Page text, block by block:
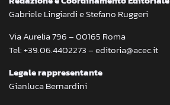
Gabriele Lingiardi e Stefano Ruggeri
Via Aurelia 796 – 00165 Roma
Tel: +39.06.4402273 – editoria@acec.it
Legale rappresentante
Gianluca Bernardini